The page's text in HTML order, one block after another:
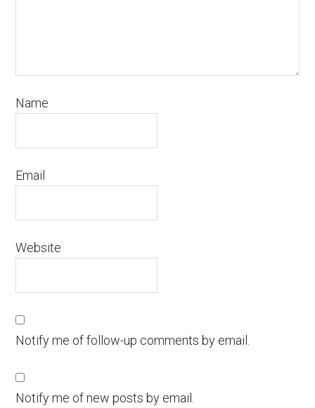
Name
Email
Website
Notify me of follow-up comments by email.
Notify me of new posts by email.